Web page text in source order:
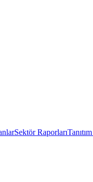
Sektör Raporları